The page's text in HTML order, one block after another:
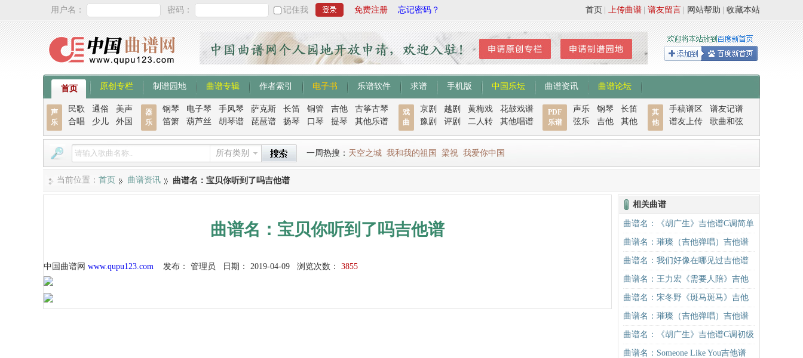
用户名： 密码： 记住我 免费注册 忘记密码？ 收藏本站
网站帮助
谱友留言
上传曲谱
首页
首页 原创专栏 制谱园地 曲谱专辑 作者索引 电子书 乐谱软件 求谱 手机版 中国乐坛 曲谱资讯 曲谱论坛
声
乐
民歌 通俗
美声
合唱
少儿 外国
器
乐
钢琴 电子琴 手风琴 萨克斯 长笛 铜管 吉他
古筝古琴
笛箫
葫芦丝 胡琴谱 琵琶谱 扬琴 口琴 提琴 其他乐谱
戏
曲
京剧 越剧 黄梅戏
花鼓戏谱
豫剧
评剧 二人转 其他唱谱
PDF
乐谱
声乐 钢琴
长笛
弦乐
吉他 其他
其
他
手稿谱区
谱友记谱
谱友上传
歌曲和弦
所有类别 一周热搜： 天空之城 我和我的祖国 梁祝 我爱你中国
当前位置： 首页 曲谱资讯 曲谱名：宝贝你听到了吗吉他谱
曲谱名：宝贝你听到了吗吉他谱
中国曲谱网 www.qupu123.com 发布： 管理员 日期： 2019-04-09 浏览次数： 3855
相关曲谱
曲谱名：《胡广生》吉他谱C调简单
版（酷音小伟吉他弹唱教学）吉他
谱
曲谱名：璀璨（吉他弹唱）吉他谱
曲谱名：我们好像在哪见过吉他谱
曲谱名：王力宏《需要人陪》吉他
谱C调原版（酷音小伟吉他教学）吉
他谱
曲谱名：宋冬野《斑马斑马》吉他
谱C调简单版（酷音小伟吉他教学）
吉他谱
曲谱名：璀璨（吉他弹唱）吉他谱
曲谱名：《胡广生》吉他谱C调初级
进阶版（酷音小伟吉他弹唱教学）
曲谱名：Someone Like You吉他谱